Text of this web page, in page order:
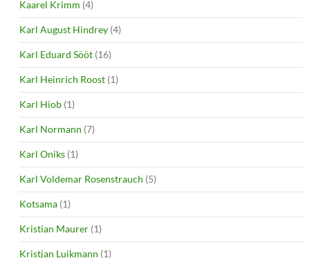
Kaarel Krimm (4)
Karl August Hindrey (4)
Karl Eduard Sööt (16)
Karl Heinrich Roost (1)
Karl Hiob (1)
Karl Normann (7)
Karl Oniks (1)
Karl Voldemar Rosenstrauch (5)
Kotsama (1)
Kristian Maurer (1)
Kristjan Luikmann (1)